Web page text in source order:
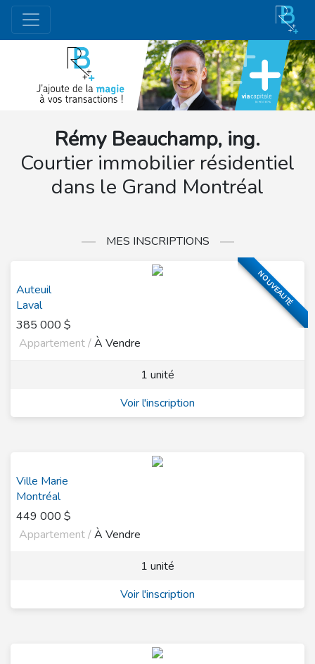
Rémy Beauchamp, ing.
Courtier immobilier résidentiel
dans le Grand Montréal
MES INSCRIPTIONS
NOUVEAUTÉ
Auteuil
Laval
385 000 $
Appartement /À Vendre
1 unité
Voir l'inscription
Ville Marie
Montréal
449 000 $
Appartement /À Vendre
1 unité
Voir l'inscription